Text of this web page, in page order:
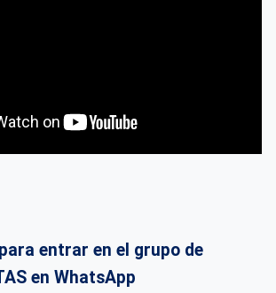
entrar en el grupo de
en WhatsApp